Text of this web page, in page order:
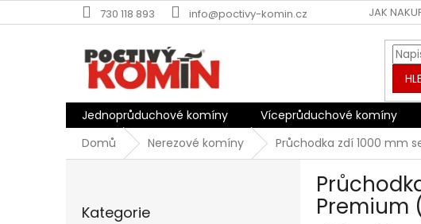
na
730 118 893 info@poctivy-komin.cz JAK
Jednoprůduchové komíny Víceprůduchové komíny
Domů
Nerezové komíny Průchodka zdí 1000 mm
kategorie
Kategorie Premium